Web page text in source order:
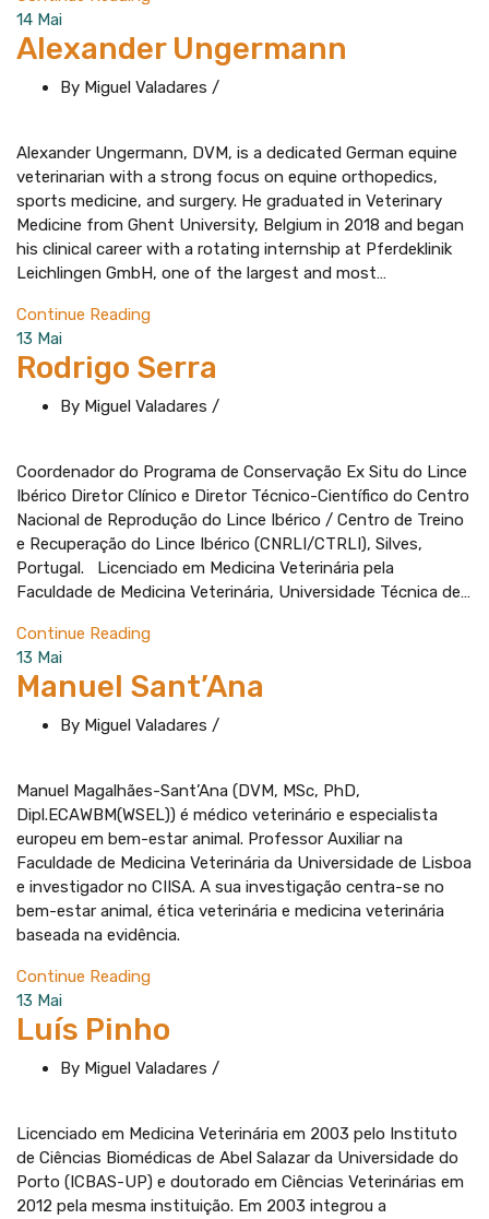
14 Mai
Alexander Ungermann
By Miguel Valadares /
Alexander Ungermann, DVM, is a dedicated German equine
veterinarian with a strong focus on equine orthopedics,
sports medicine, and surgery. He graduated in Veterinary
Medicine from Ghent University, Belgium in 2018 and began
his clinical career with a rotating internship at Pferdeklinik
Leichlingen GmbH, one of the largest and most…
Continue Reading
13 Mai
Rodrigo Serra
By Miguel Valadares /
Coordenador do Programa de Conservação Ex Situ do Lince
Ibérico Diretor Clínico e Diretor Técnico-Científico do Centro
Nacional de Reprodução do Lince Ibérico / Centro de Treino
e Recuperação do Lince Ibérico (CNRLI/CTRLI), Silves,
Portugal. Licenciado em Medicina Veterinária pela
Faculdade de Medicina Veterinária, Universidade Técnica de…
Continue Reading
13 Mai
Manuel Sant’Ana
By Miguel Valadares /
Manuel Magalhães-Sant’Ana (DVM, MSc, PhD,
Dipl.ECAWBM(WSEL)) é médico veterinário e especialista
europeu em bem-estar animal. Professor Auxiliar na
Faculdade de Medicina Veterinária da Universidade de Lisboa
e investigador no CIISA. A sua investigação centra-se no
bem-estar animal, ética veterinária e medicina veterinária
baseada na evidência.
Continue Reading
13 Mai
Luís Pinho
By Miguel Valadares /
Licenciado em Medicina Veterinária em 2003 pelo Instituto
de Ciências Biomédicas de Abel Salazar da Universidade do
Porto (ICBAS-UP) e doutorado em Ciências Veterinárias em
2012 pela mesma instituição. Em 2003 integrou a